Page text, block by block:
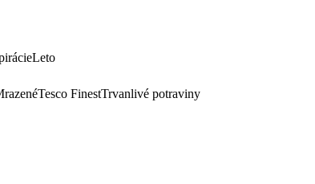
Leto
Tesco FinestTrvanlivé potraviny